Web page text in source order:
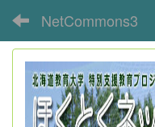
NetCommons3